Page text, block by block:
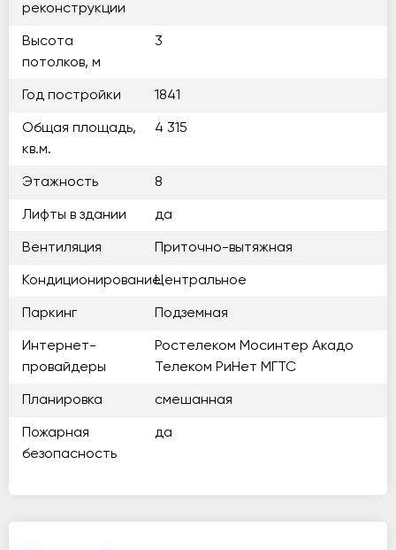
реконструкции
Высота
потолков, м
3
Год постройки 1841
Общая площадь,
кв.м.
4 315
Этажность 8
Лифты в здании да
Вентиляция Приточно-вытяжная
КондиционированиеЦентральное
Паркинг Подземная
Интернет-
провайдеры
Ростелеком Мосинтер Акадо
Телеком РиНет МГТС
Планировка смешанная
Пожарная
безопасность
да